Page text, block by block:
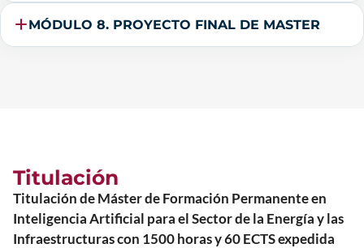
MÓDULO 8. PROYECTO FINAL DE MASTER
Titulación
Titulación de Máster de Formación Permanente en
Inteligencia Artificial para el Sector de la Energía y las
Infraestructuras con 1500 horas y 60 ECTS expedida